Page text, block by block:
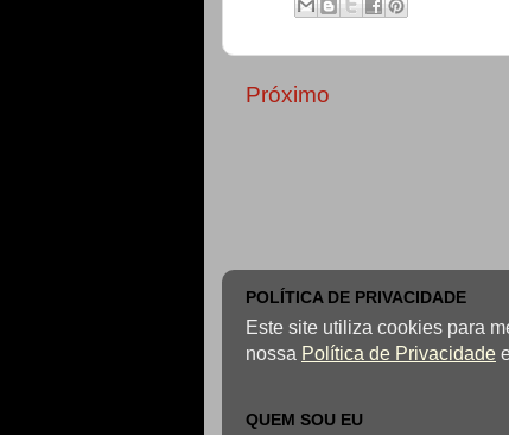
Próximo
POLÍTICA DE PRIVACIDADE
Este site utiliza cookies para
nossa Política de Privacidade
QUEM SOU EU